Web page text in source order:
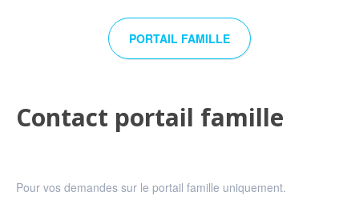
PORTAIL FAMILLE
Contact
Contact portail famille
Pour vos demandes sur le portail famille uniquement.